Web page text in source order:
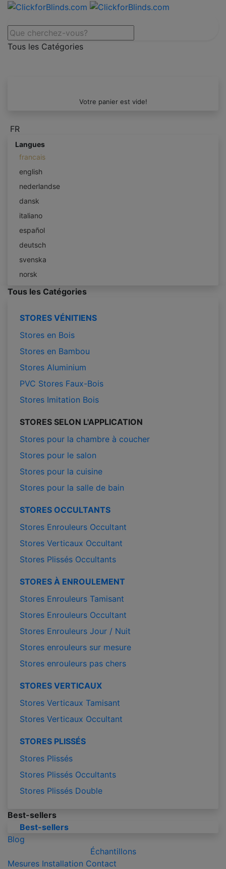
Tous les Catégories
Votre panier est vide!
FR
Langues
francais
english
nederlandse
dansk
italiano
español
deutsch
svenska
norsk
Tous les Catégories
STORES VÉNITIENS
Stores en Bois
Stores en Bambou
Stores Aluminium
PVC Stores Faux-Bois
Stores Imitation Bois
STORES SELON L'APPLICATION
Stores pour la chambre à coucher
Stores pour le salon
Stores pour la cuisine
Stores pour la salle de bain
STORES OCCULTANTS
Stores Enrouleurs Occultant
Stores Verticaux Occultant
Stores Plissés Occultants
STORES À ENROULEMENT
Stores Enrouleurs Tamisant
Stores Enrouleurs Occultant
Stores Enrouleurs Jour / Nuit
Stores enrouleurs sur mesure
Stores enrouleurs pas chers
STORES VERTICAUX
Stores Verticaux Tamisant
Stores Verticaux Occultant
STORES PLISSÉS
Stores Plissés
Stores Plissés Occultants
Stores Plissés Double
Best-sellers
Best-sellers
Blog
Échantillons
Mesures Installation Contact